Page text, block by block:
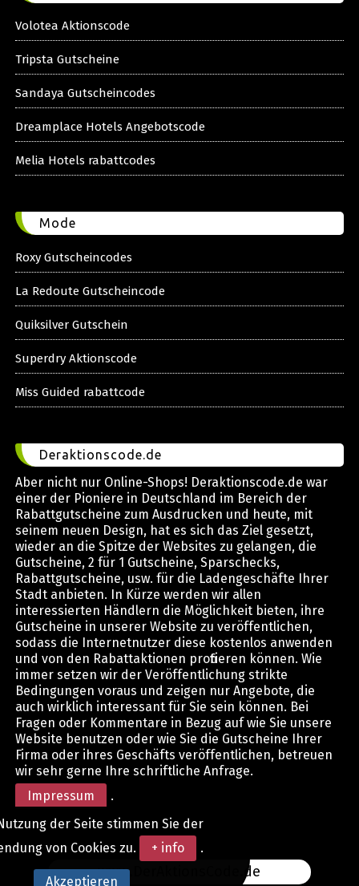
Volotea Aktionscode
Tripsta Gutscheine
Sandaya Gutscheincodes
Dreamplace Hotels Angebotscode
Melia Hotels rabattcodes
Mode
Roxy Gutscheincodes
La Redoute Gutscheincode
Quiksilver Gutschein
Superdry Aktionscode
Miss Guided rabattcode
Deraktionscode.de
Aber nicht nur Online-Shops! Deraktionscode.de war
einer der Pioniere in Deutschland im Bereich der
Rabattgutscheine zum Ausdrucken und heute, mit
seinem neuen Design, hat es sich das Ziel gesetzt,
wieder an die Spitze der Websites zu gelangen, die
Gutscheine, 2 für 1 Gutscheine, Sparschecks,
Rabattgutscheine, usw. für die Ladengeschäfte Ihrer
Stadt anbieten. In Kürze werden wir allen
interessierten Händlern die Möglichkeit bieten, ihre
Gutscheine in unserer Website zu veröffentlichen,
sodass die Internetnutzer diese kostenlos anwenden
und von den Rabattaktionen profitieren können. Wie
immer setzen wir der Veröffentlichung strikte
Bedingungen voraus und zeigen nur Angebote, die
auch wirklich interessant für Sie sein können. Bei
Fragen oder Kommentare in Bezug auf wie Sie unsere
Website benutzen oder wie Sie die Gutscheine Ihrer
Firma oder ihres Geschäfts veröffentlichen, betreuen
wir sehr gerne Ihre schriftliche Anfrage.
Impressum
.
www.DerAktionsCode.de
der Seite stimmen Sie der
von Cookies zu.
+ info .
Akzeptieren